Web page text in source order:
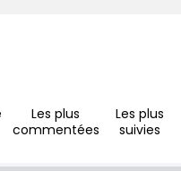
Les plus
commentées
Les plus
suivies